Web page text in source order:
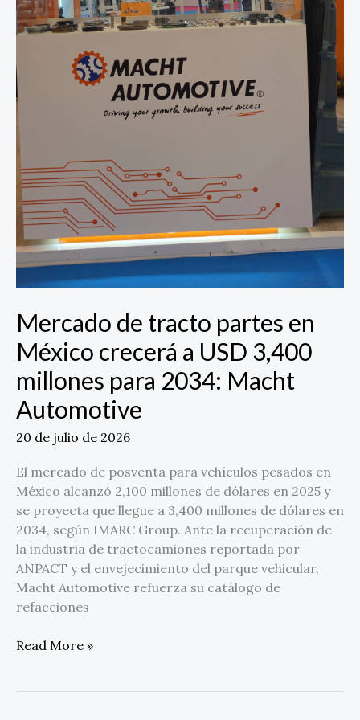
Mercado de tracto partes en
México crecerá a USD 3,400
millones para 2034: Macht
Automotive
20 de julio de 2026
El mercado de posventa para vehículos pesados en
México alcanzó 2,100 millones de dólares en 2025 y
se proyecta que llegue a 3,400 millones de dólares en
2034, según IMARC Group. Ante la recuperación de
la industria de tractocamiones reportada por
ANPACT y el envejecimiento del parque vehicular,
Macht Automotive refuerza su catálogo de
refacciones
Read More »